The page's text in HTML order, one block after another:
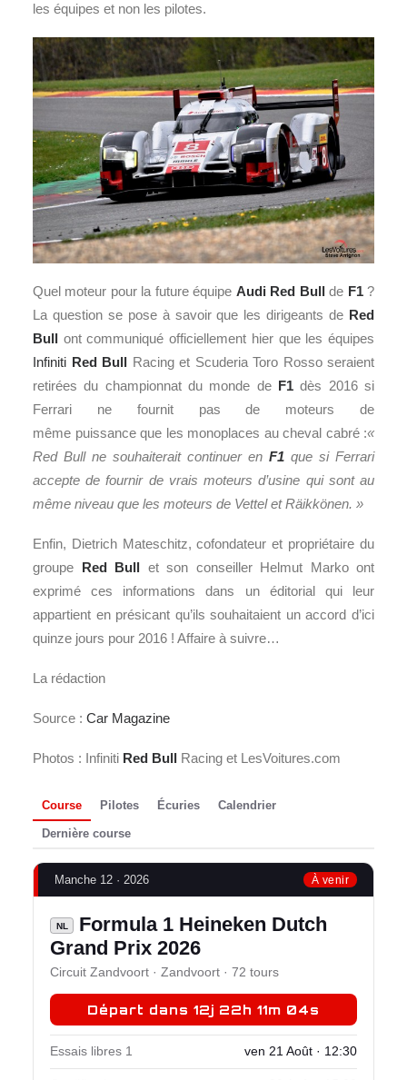
les équipes et non les pilotes.
Quel moteur pour la future équipe Audi Red Bull de F1?
La question se pose à savoir que les dirigeants de Red
Bull ont communiqué officiellement hier que les équipes
Infiniti Red Bull Racing et Scuderia Toro Rosso seraient
retirées du championnat du monde de F1 dès 2016 si
Ferrari ne fournit pas de moteurs de
même puissance que les monoplaces au cheval cabré :«
Red Bull ne souhaiterait continuer en F1 que si Ferrari
accepte de fournir de vrais moteurs d’usine qui sont au
même niveau que les moteurs de Vettel et Räikkönen. »
Enfin, Dietrich Mateschitz, cofondateur et propriétaire du
groupe Red Bull et son conseiller Helmut Marko ont
exprimé ces informations dans un éditorial qui leur
appartient en présicant qu’ils souhaitaient un accord d’ici
quinze jours pour 2016 ! Affaire à suivre…
La rédaction
Source : Car Magazine
Photos : Infiniti Red Bull Racing et LesVoitures.com
Course Pilotes Écuries Calendrier
Dernière course
Manche 12 · 2026 À venir
NL
Formula 1 Heineken Dutch
Grand Prix 2026
Circuit Zandvoort · Zandvoort · 72 tours
Départ dans 12j 22h 11m 03s
Essais libres 1 ven 21 Août · 12:30